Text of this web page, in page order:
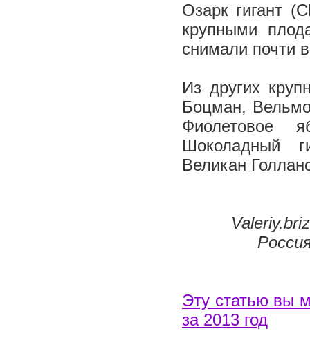
Озарк гигант
крупными
снимали почти
Из других
Боцман,
Фиолетовое
Шоколадный
Великан
Эту статью вы
за 2013 год